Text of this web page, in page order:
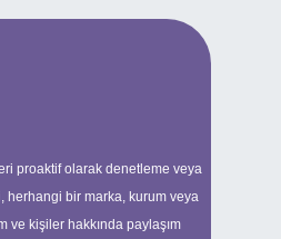
proaktif olarak denetleme veya
herhangi bir marka, kurum veya
ve kişiler hakkında paylaşım